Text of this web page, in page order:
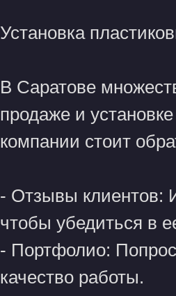
Установка
В Саратове
продаже и
компании стоит
- Отзывы клиентов:
чтобы убедиться в
- Портфолио:
качество работы.